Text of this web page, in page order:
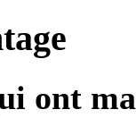
ont